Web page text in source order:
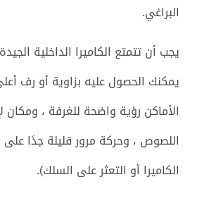
البراغي.
يجب أن تتمتع الكاميرا الداخلية
يمكنك الحصول عليه بزاوية أو رف
الأماكن رؤية واضحة للغرفة ، ومكان
اللصوص ، وحركة مرور قليلة جدًا على
الكاميرا أو التعثر على السلك).